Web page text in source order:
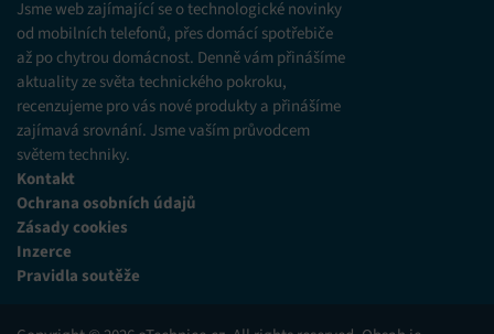
Jsme web zajímající se o technologické novinky
od mobilních telefonů, přes domácí spotřebiče
až po chytrou domácnost. Denně vám přinášíme
aktuality ze světa technického pokroku,
recenzujeme pro vás nové produkty a přinášíme
zajímavá srovnání. Jsme vaším průvodcem
světem techniky.
Kontakt
Ochrana osobních údajů
Zásady cookies
Inzerce
Pravidla soutěže